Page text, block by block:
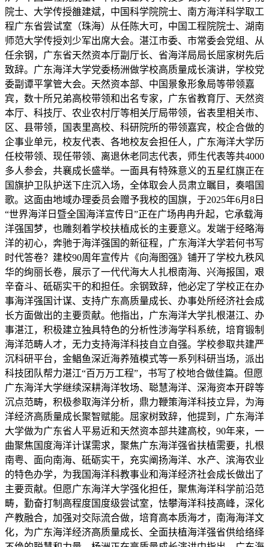
院士、大学传授雒建斌，中国科学院院士、南方海洋科学取工
程广东省尝试室（珠海）从任陈大可，中国工程院院士、湖南
师范大学传授刘少军出席大会。湛江市委、市常委会党组、从
任余钢，广东省天然资本厅副厅长、省海洋局局长屈家树先后
致辞。广东海洋大学党委杨洲做学校高质量成长演讲，学校党
委副谭平掌管大会。天然资本部、中国景象形象局等带领嘉
宾，数十所兄弟高校带领和出名专家，广东省教育厅、天然资
本厅、科技厅、农业农村厅等相关厅局带领，省表里相关市、
区、县带领，国表里高校、科研院所的带领嘉宾，校企合做的
企事业单元，校友代表、各地校友会担任人，广东海洋大学历
任校带领、现任带领、离退休老同志代表，师生代表等共4000
多人参会，共襄成长盛举。一面具有特殊意义的五星红旗正在
国旗护卫队护送下庄沉入场，全体取会人员肃立瞩目，奏唱国
歌。这面由地域办理委员会赠予我校的国旗，于2025年6月8日
“世界海洋日暨全国海洋宣传日”正在广场冉冉升起，它承载海
洋强国梦，也雕刻着学校扶植成长的主要意义。发端于经略海
洋的初心，奔驰于海洋强国的新征程，广东海洋大学若何书写
时代答卷？建校90周年宣传片《向海图强》铺开了学校九秩风
华的绚丽长卷，展示了一代代海大人扎根南海、兴海报国，艰
辛奋斗、砥砺实干的和担任。余钢致辞，他必定了学校正在办
事海洋强国计谋、支持广东高质量成长、办事处所经济社会成
长方面做出的主要贡献。他指出，广东海洋大学扎根湛江、办
事湛江，积极建立独具特色的分析性涉海学科系统，培育锻制
海洋范畴人才，无力支持海洋科技自立自强。学校参取共建严
沉科研平台，金鲳鱼深近海养殖模式等一系列科研当场，派出
科技团队帮力湛江“百万万工程”，书写了校地合做佳篇。但愿
广东海洋大学继续深耕海洋牧场、聪慧海洋、深海资本开辟等
沉点范畴，积极参取海洋分析，鼎力鞭策海洋科技立异，为海
洋经济高质量成长聚智赋能。屈家树致辞，他提到，广东海洋
大学做为广东省人平易近和天然资本部共建高校，90年来，一
曲聚焦国度海洋计谋需求，聚焦广东海洋强省扶植需要，扎根
南粤、面向南海、砥砺实干，充实阐扬海洋、水产、滨海农业
的特色办学，为我国海洋科教事业和海洋经济社会成长做出了
主要贡献。但愿广东海洋大学强化担任，聚焦海洋科学前沿范
畴，勤奋打制高程度国度级尝试室，怯攀海洋科技高峰，深化
产教融合，加强对交际流合做，培育高本质海才，南海海洋文
化，为广东海洋经济高质量成长、全面扶植海洋强省供给络绎